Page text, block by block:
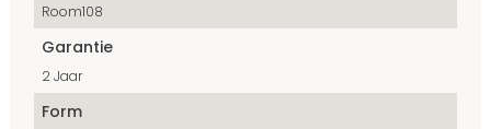
Room108
Garantie
2 Jaar
Form